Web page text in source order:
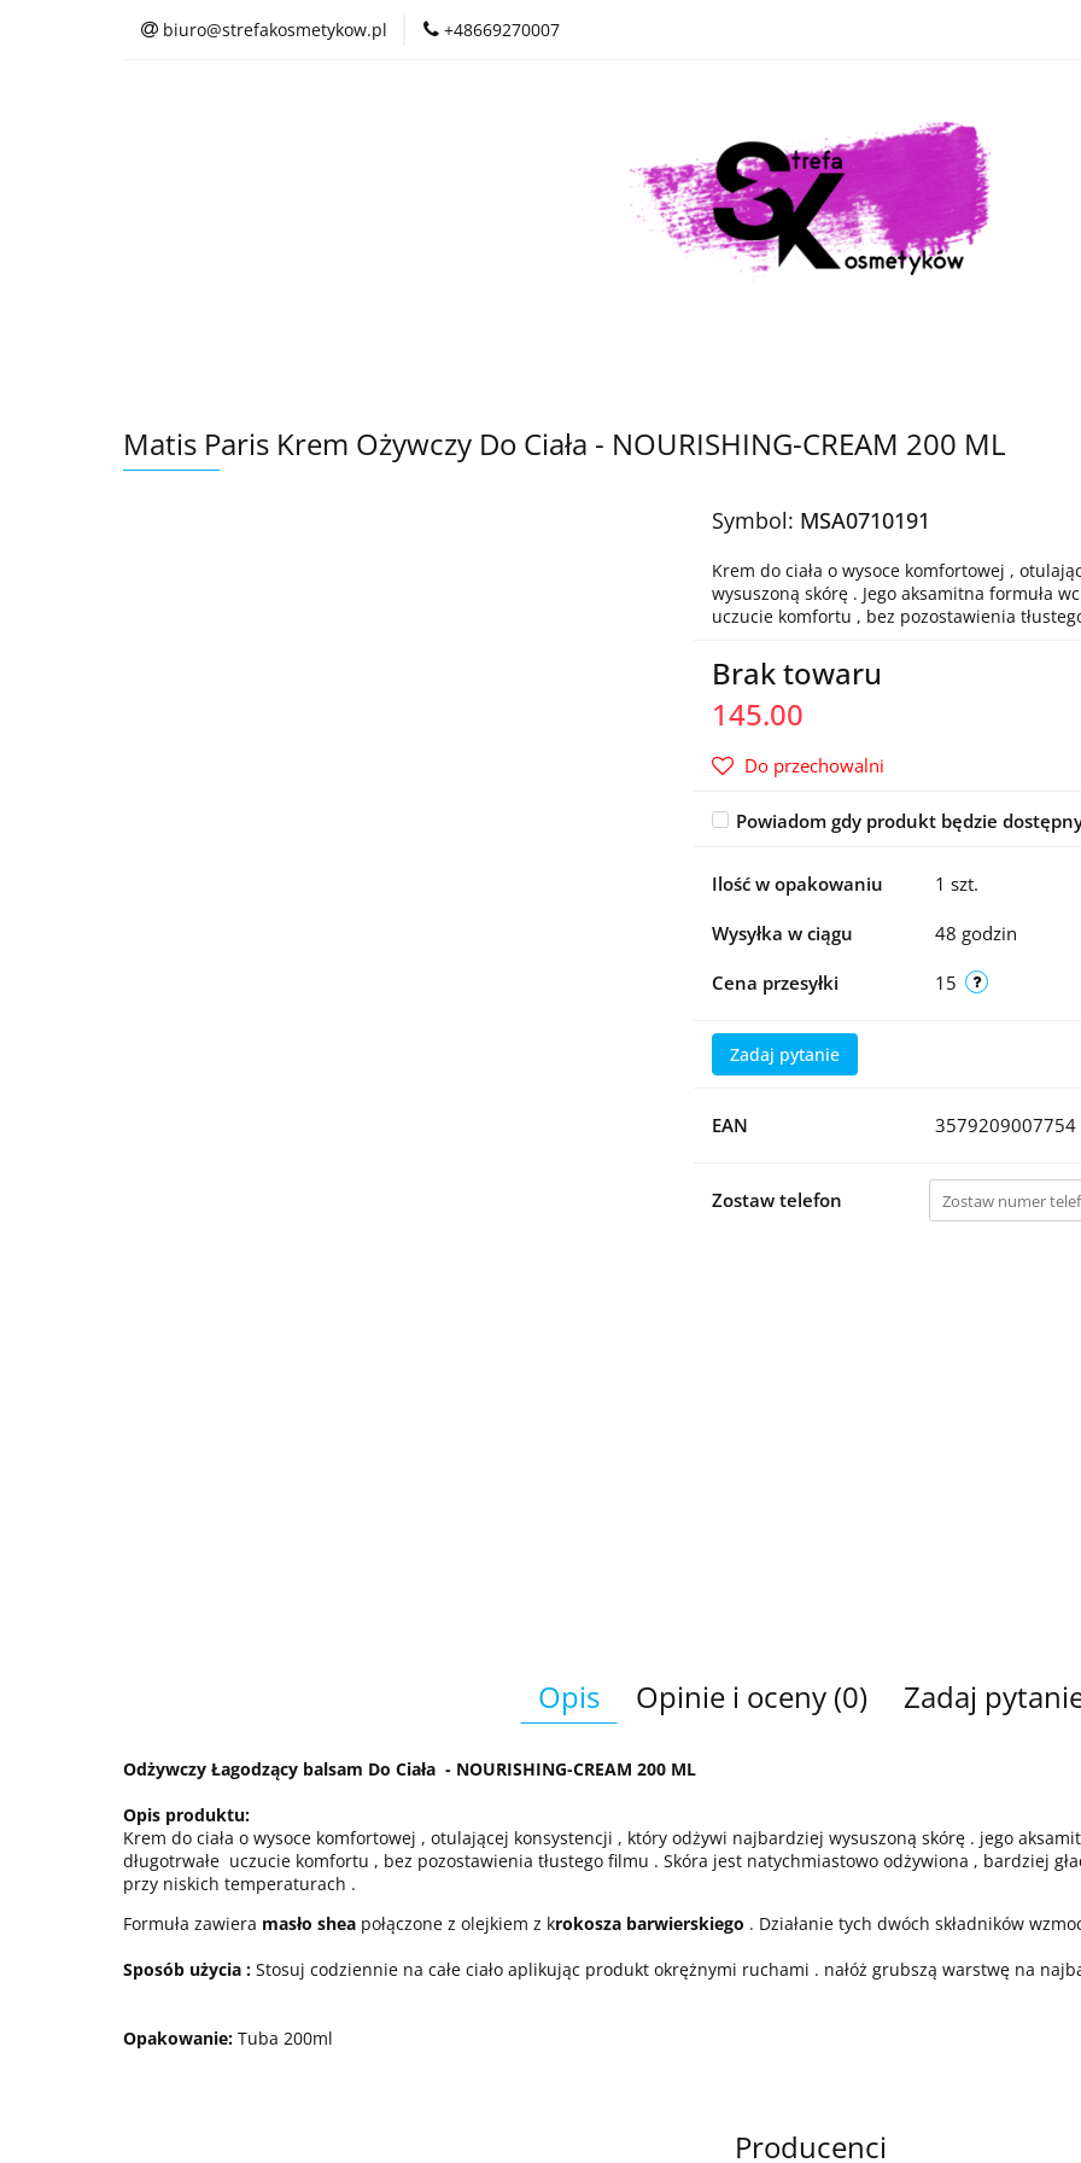
biuro@strefakosmetykow.pl +48669270007
Matis Paris Krem Ożywczy Do Ciała - NOURISHING-CREAM 200 ML
Symbol: MSA0710191
Krem do ciała o wysoce komfortowej ,
wysuszoną skórę . Jego aksamitna formuła
uczucie komfortu , bez pozostawienia
Brak towaru
145.00
Do przechowalni
Powiadom gdy produkt będzie
Ilość w opakowaniu 1 szt.
Wysyłka w ciągu 48 godzin
Cena przesyłki 15
Zadaj pytanie
EAN 3579209007754
Zostaw telefon
Opis Opinie i oceny (0) Zadaj
Odżywczy Łagodzący balsam Do Ciała - NOURISHING-CREAM 200 ML
Opis produktu:
Krem do ciała o wysoce komfortowej , otulającej konsystencji , który odżywi najbardziej wysuszoną skórę . jego
długotrwałe uczucie komfortu , bez pozostawienia tłustego filmu . Skóra jest natychmiastowo odżywiona , bardziej
przy niskich temperaturach .
Formuła zawiera masło shea połączone z olejkiem z krokosza barwierskiego . Działanie tych dwóch składników
Sposób użycia : Stosuj codziennie na całe ciało aplikując produkt okrężnymi ruchami . nałóż grubszą warstwę na
Opakowanie: Tuba 200ml
Producenci